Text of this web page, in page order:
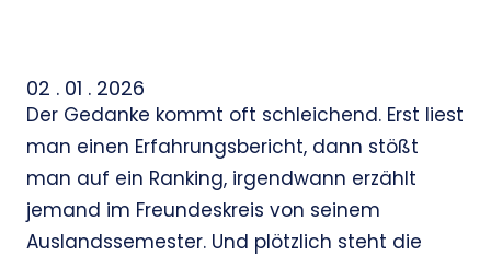
02 . 01 . 2026
Der Gedanke kommt oft schleichend. Erst liest
man einen Erfahrungsbericht, dann stößt
man auf ein Ranking, irgendwann erzählt
jemand im Freundeskreis von seinem
Auslandssemester. Und plötzlich steht die